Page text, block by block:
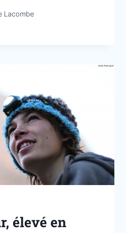
Lacombe
élevé en